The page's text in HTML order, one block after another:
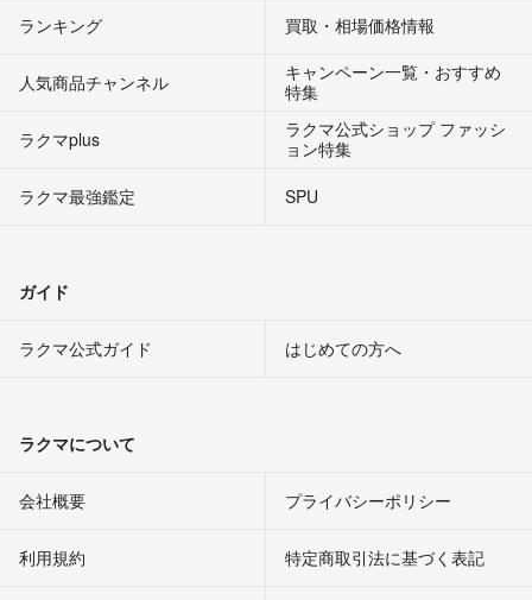
ランキング 買取・相場価格情報
人気商品チャンネル
キャンペーン一覧・おすすめ
特集
ラクマplus
ラクマ公式ショップ ファッシ
ョン特集
ラクマ最強鑑定
SPU
ガイド
ラクマ公式ガイド はじめての方へ
ラクマについて
会社概要 プライバシーポリシー
利用規約 特定商取引法に基づく表記